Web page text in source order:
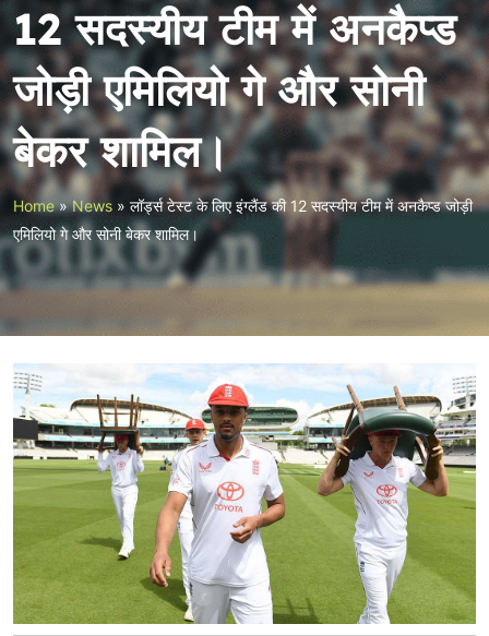
12 सदस्यीय टीम में अनकैप्ड
जोड़ी एमिलियो गे और सोनी
बेकर शामिल।
Home»News » लॉर्ड्स टेस्ट के लिए इंग्लैंड की 12 सदस्यीय टीम में अनकैप्ड जोड़ी
एमिलियो गे और सोनी बेकर शामिल।